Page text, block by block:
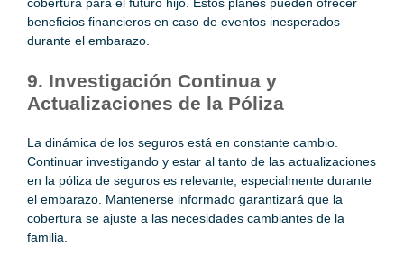
beneficios financieros en caso de eventos inesperados
durante el embarazo.
9. Investigación Continua y
Actualizaciones de la Póliza
La dinámica de los seguros está en constante cambio.
Continuar investigando y estar al tanto de las actualizaciones
en la póliza de seguros es relevante, especialmente durante
el embarazo. Mantenerse informado garantizará que la
cobertura se ajuste a las necesidades cambiantes de la
familia.